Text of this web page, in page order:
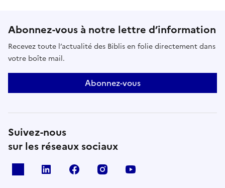
Abonnez-vous à notre lettre d’information
Recevez toute l’actualité des Biblis en folie directement dans
votre boîte mail.
Abonnez-vous
Suivez-nous
sur les réseaux sociaux
Linkedin Facebook Instagram